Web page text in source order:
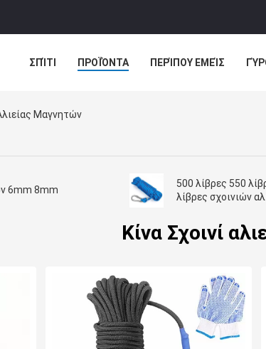
ΣΠΊΤΙ ΠΡΟΪΌΝΤΑ ΠΕΡΊΠΟΥ ΕΜΕΊΣ
Μαγνητών
6mm 8mm
500 λίβρες 550
λίβρες σχοινιών
Κίνα Σχοινί